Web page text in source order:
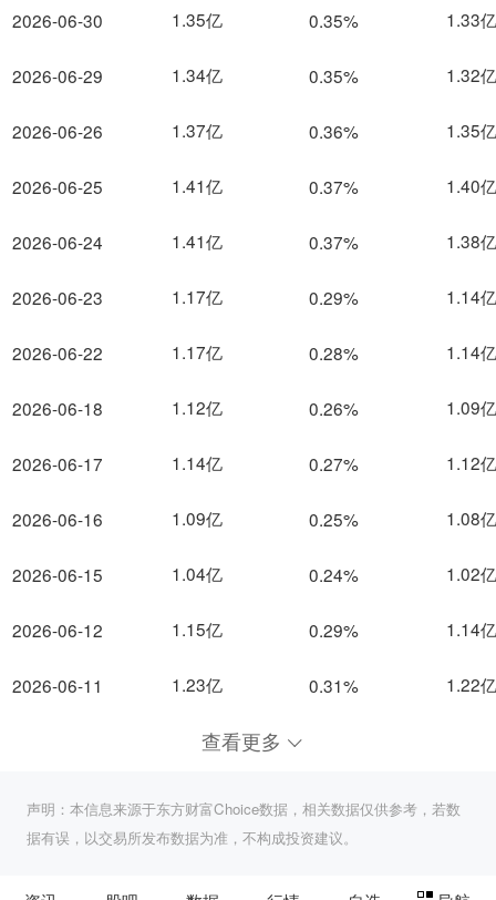
2026-06-30
2026-06-29
2026-06-26
2026-06-25
2026-06-24
2026-06-23
2026-06-22
2026-06-18
2026-06-17
2026-06-16
2026-06-15
2026-06-12
2026-06-11
1.35亿 0.35% 1.33亿
1.34亿 0.35% 1.32亿
1.37亿 0.36% 1.35亿
1.41亿 0.37% 1.40亿
1.41亿 0.37% 1.38亿
1.17亿 0.29% 1.14亿
1.17亿 0.28% 1.14亿
1.12亿 0.26% 1.09亿
1.14亿 0.27% 1.12亿
1.09亿 0.25% 1.08亿
1.04亿 0.24% 1.02亿
1.15亿 0.29% 1.14亿
1.23亿 0.31% 1.22亿
查看更多
声明：本信息来源于东方财富Choice数据，相关数据仅供参考，若数
据有误，以交易所发布数据为准，不构成投资建议。